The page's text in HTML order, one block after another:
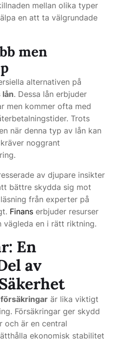
mellan olika typer
en att ta välgrundade
men
alternativen på
lån. Dessa lån erbjuder
men kommer ofta med
Trots
när denna typ av lån kan
noggrant
av djupare insikter
bättre skydda sig mot
från experter på
Finans erbjuder resurser
vägleda en i rätt riktning.
En
av
försäkringar är lika viktigt
Försäkringar ger skydd
och är en central
ekonomisk stabilitet